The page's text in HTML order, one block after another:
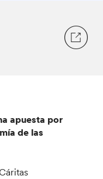
apuesta por
de las